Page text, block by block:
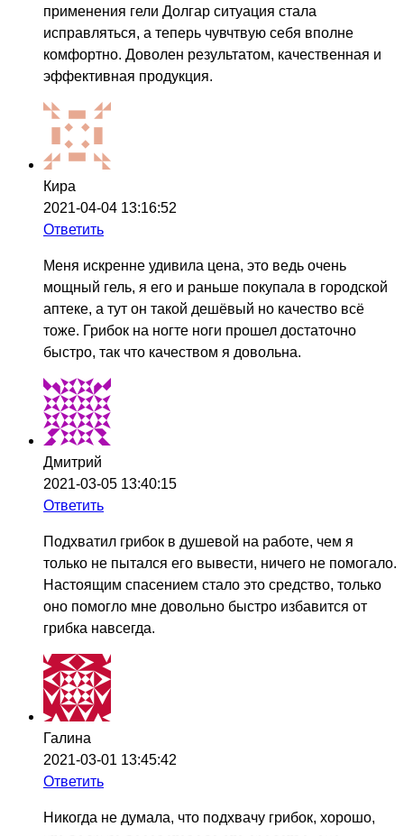
применения гели Долгар ситуация стала
исправляться, а теперь чувчтвую себя вполне
комфортно. Доволен результатом, качественная и
эффективная продукция.
Кира
2021-04-04 13:16:52
Ответить
Меня искренне удивила цена, это ведь очень
мощный гель, я его и раньше покупала в городской
аптеке, а тут он такой дешёвый но качество всё
тоже. Грибок на ногте ноги прошел достаточно
быстро, так что качеством я довольна.
Дмитрий
2021-03-05 13:40:15
Ответить
Подхватил грибок в душевой на работе, чем я
только не пытался его вывести, ничего не помогало.
Настоящим спасением стало это средство, только
оно помогло мне довольно быстро избавится от
грибка навсегда.
Галина
2021-03-01 13:45:42
Ответить
Никогда не думала, что подхвачу грибок, хорошо,